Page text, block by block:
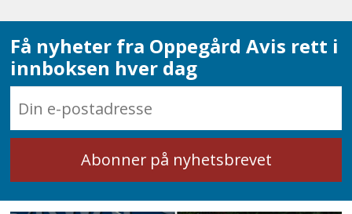
Få nyheter fra Oppegård Avis rett i
innboksen hver dag